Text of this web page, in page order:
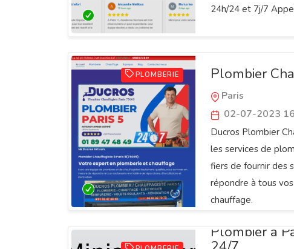
24h/24 et 7j/7
PLOMBERIE Plombier
Paris
02-07-2023
Ducros Plombier
les services de
fiers de fournir des
répondre à tous
chauffage.
Plombier à